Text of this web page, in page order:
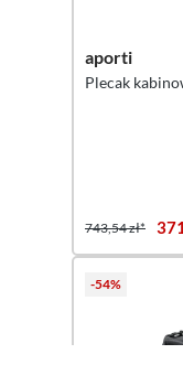
aporti
Plecak
743,54 zł*
-54%